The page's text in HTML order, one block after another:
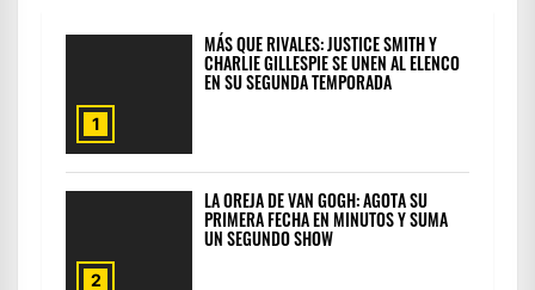
1
MÁS QUE RIVALES: JUSTICE SMITH Y
CHARLIE GILLESPIE SE UNEN AL ELENCO
EN SU SEGUNDA TEMPORADA
2
LA OREJA DE VAN GOGH: AGOTA SU
PRIMERA FECHA EN MINUTOS Y SUMA
UN SEGUNDO SHOW